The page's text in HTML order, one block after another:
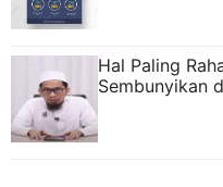
Hal Paling
Sembunyikan